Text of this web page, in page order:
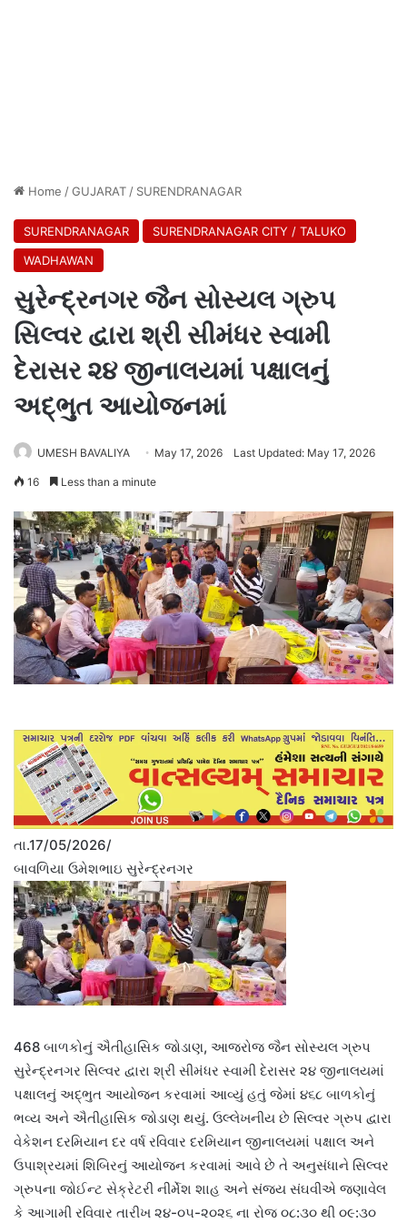
Home /GUJARAT / SURENDRANAGAR
SURENDRANAGAR
SURENDRANAGAR CITY / TALUKO
WADHAWAN
સુરેન્દ્રનગર જૈન સોસ્યલ ગ્રુપ
સિલ્વર દ્વારા શ્રી સીમંધર સ્વામી
દેરાસર ૨૪ જીનાલયમાં પક્ષાલનું
અદ્ભુત આયોજનમાં
UMESH BAVALIYA May 17, 2026 Last Updated: May 17, 2026
16 Less than a minute
તા.17/05/2026/
બાવળિયા ઉમેશભાઇ સુરેન્દ્રનગર
468 બાળકોનું ઐતીહાસિક જોડાણ, આજરોજ જૈન સોસ્યલ ગ્રુપ
સુરેન્દ્રનગર સિલ્વર દ્વારા શ્રી સીમંધર સ્વામી દેરાસર ૨૪ જીનાલયમાં
પક્ષાલનું અદ્ભુત આયોજન કરવામાં આવ્યું હતું જેમાં ૪૬૮ બાળકોનું
ભવ્ય અને ઐતીહાસિક જોડાણ થયું. ઉલ્લેખનીય છે સિલ્વર ગ્રુપ દ્વારા
વેકેશન દરમિયાન દર વર્ષ રવિવાર દરમિયાન જીનાલયમાં પક્ષાલ અને
ઉપાશ્રયમાં શિબિરનું આયોજન કરવામાં આવે છે તે અનુસંધાને સિલ્વર
ગ્રુપના જોઈન્ટ સેક્રેટરી નીર્મેશ શાહ અને સંજય સંઘવીએ જણાવેલ
કે આગામી રવિવાર તારીખ ૨૪-૦૫-૨૦૨૬ ના રોજ ૦૮:૩૦ થી ૦૯:૩૦